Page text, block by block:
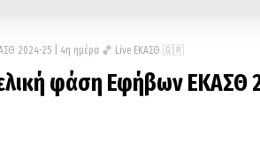
2024-25 | 4η ημέρα 🏀 Live ΕΚΑΣΘ 🇬🇷
φάση Εφήβων ΕΚΑΣΘ